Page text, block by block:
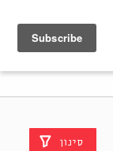
סינון